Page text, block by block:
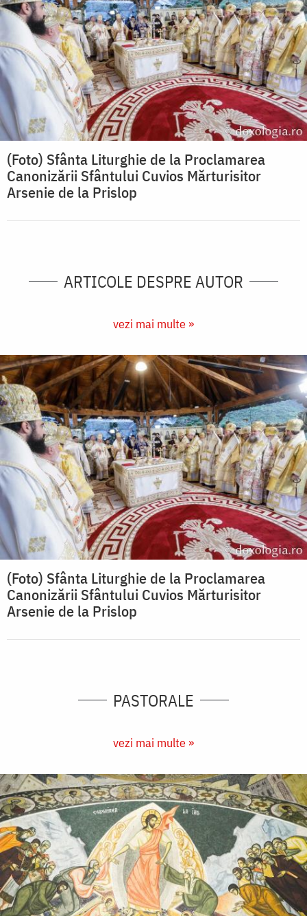
(Foto) Sfânta Liturghie de la Proclamarea
Canonizării Sfântului Cuvios Mărturisitor
Arsenie de la Prislop
ARTICOLE DESPRE AUTOR
vezi mai multe »
(Foto) Sfânta Liturghie de la Proclamarea
Canonizării Sfântului Cuvios Mărturisitor
Arsenie de la Prislop
PASTORALE
vezi mai multe »